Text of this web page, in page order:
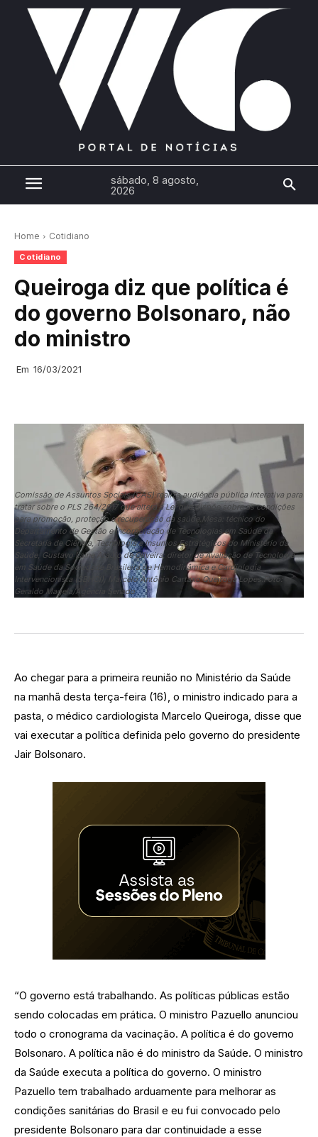
sábado, 8 agosto,
2026
Home Cotidiano
Cotidiano
Queiroga diz que política é
do governo Bolsonaro, não
do ministro
Em 16/03/2021
Comissão de Assuntos Sociais (CAS) realiza audiência pública interativa para
tratar sobre o PLS 264/2017 que altera a Lei que dispõe sobre as condições
para promoção, proteção e recuperação da saúde.Mesa: técnico do
Departamento de Gestão e Incorporação de Tecnologias em Saúde da
Secretaria de Ciência, Tecnologia e Insumos Estratégicos do Ministério da
Saúde, Gustavo Laine Araújo de Oliveira; diretor de Avaliação de Tecnologia
em Saúde da Sociedade Brasileira de Hemodinâmica e Cardiologia
Intervencionista (SBHCI), Marcelo Antônio Cartaxo Queiroga Lopes.Foto:
Geraldo Magela/Agência Senado
Ao chegar para a primeira reunião no Ministério da Saúde
na manhã desta terça-feira (16), o ministro indicado para a
pasta, o médico cardiologista Marcelo Queiroga, disse que
vai executar a política definida pelo governo do presidente
Jair Bolsonaro.
“O governo está trabalhando. As políticas públicas estão
sendo colocadas em prática. O ministro Pazuello anunciou
todo o cronograma da vacinação. A política é do governo
Bolsonaro. A política não é do ministro da Saúde. O ministro
da Saúde executa a política do governo. O ministro
Pazuello tem trabalhado arduamente para melhorar as
condições sanitárias do Brasil e eu fui convocado pelo
presidente Bolsonaro para dar continuidade a esse